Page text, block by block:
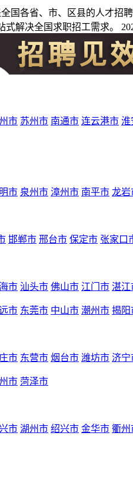
国各省、市、区县的人才
解决全国求职招工需求。
市 苏州市 南通市 连云港市 淮
市 泉州市 漳州市 南平市 龙岩
邯郸市 邢台市 保定市 张家口
市 汕头市 佛山市 江门市 湛江
市 东莞市 中山市 潮州市 揭阳
市 东营市 烟台市 潍坊市 济宁
市 菏泽市
市 湖州市 绍兴市 金华市 衢州